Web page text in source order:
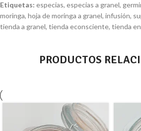
Etiquetas: especias, especias a granel,
moringa, hoja de moringa a granel, infusión,
tienda a granel, tienda econsciente, tienda
PRODUCTOS